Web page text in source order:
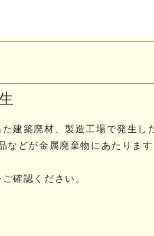
採用情報/現場
建築廃材、製造工場で発生し
などが金属廃棄物にあたります
ご確認ください。